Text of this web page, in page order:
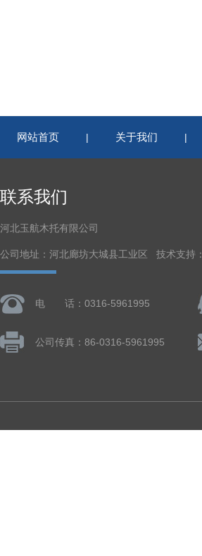
网站首页 | 关于我们 |
联系我们
河北玉航木托有限公司
公司地址：河北廊坊大城县工业区 技术支持：
电 话：0316-5961995
公司传真：86-0316-5961995